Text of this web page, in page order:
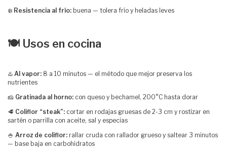
❄️ Resistencia al frío: buena — tolera frío y heladas leves
🍽️ Usos en cocina
♨️ Al vapor: 8 a 10 minutos — el método que mejor preserva los
nutrientes
🧀 Gratinada al horno: con queso y bechamel, 200°C hasta dorar
🥩 Coliflor “steak”: cortar en rodajas gruesas de 2-3 cm y rostizar en
sartén o parrilla con aceite, sal y especias
🍚 Arroz de coliflor: rallar cruda con rallador grueso y saltear 3 minutos
— base baja en carbohidratos